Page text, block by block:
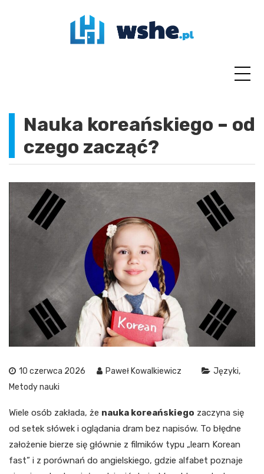
Nauka koreańskiego – od
czego zacząć?
10 czerwca 2026 Paweł Kowalkiewicz
Języki
Metody nauki
Wiele osób zakłada, że nauka koreańskiego zaczyna się
od setek słówek i oglądania dram bez napisów. To błędne
założenie bierze się głównie z filmików typu „learn Korean
fast” i z porównań do angielskiego, gdzie alfabet poznaje